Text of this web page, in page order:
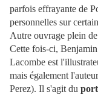
parfois effrayante de
personnelles sur
Autre ouvrage plein
Cette fois-ci, Benjamin
Lacombe est
mais également
Perez). Il s'agit du